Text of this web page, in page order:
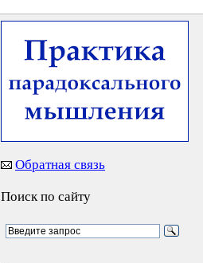
Обратная связь
Поиск по сайту